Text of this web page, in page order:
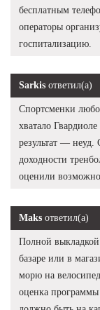
бесплатным
операторы
госпитализацию.
Sarkis ответил(а)
Спортсменки
хватало
результат — неуд.
доходности
оценили
Maks ответил(а)
Полной
базаре или в
морю на
оценка